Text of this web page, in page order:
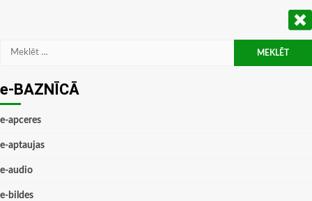
Meklēt:
e-BAZNĪCĀ
e-apceres
e-aptaujas
e-audio
e-bildes